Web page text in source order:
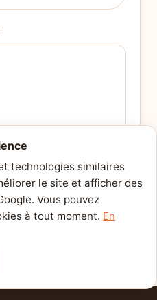
lecteurs.
technologies similaires
le site et afficher des
Vous pouvez
à tout moment. En